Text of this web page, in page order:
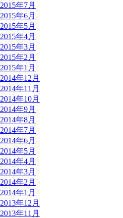
2015年7月
2015年6月
2015年5月
2015年4月
2015年3月
2015年2月
2015年1月
2014年12月
2014年11月
2014年10月
2014年9月
2014年8月
2014年7月
2014年6月
2014年5月
2014年4月
2014年3月
2014年2月
2014年1月
2013年12月
2013年11月